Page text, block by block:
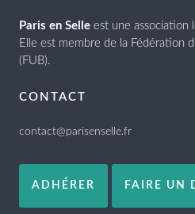
Paris en Selle est une association
Elle est membre de la Fédération
(FUB).
CONTACT
contact@parisenselle.fr
ADHÉRER FAIRE UN